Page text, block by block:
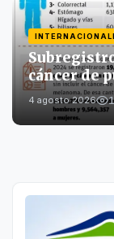
cáncer de
4 agosto 2026